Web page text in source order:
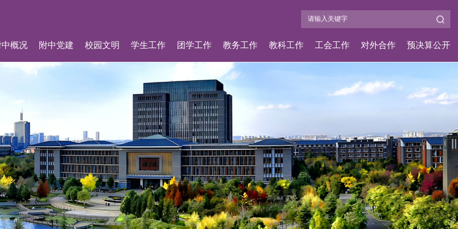
概况 附中党建 校园文明 学生工作 团学工作 教务工作 教科工作 工会工作 对外合作 预决算公开